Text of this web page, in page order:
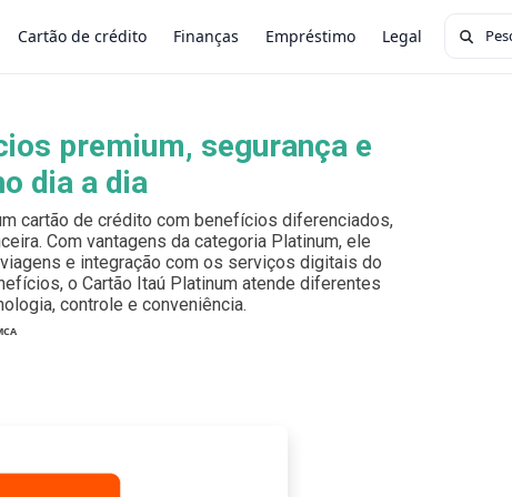
Cartão de crédito Finanças Empréstimo Legal Buscar
×
premium, segurança e
dia a dia
cartão de crédito com benefícios diferenciados,
Com vantagens da categoria Platinum, ele
e integração com os serviços digitais do
o Cartão Itaú Platinum atende diferentes
controle e conveniência.